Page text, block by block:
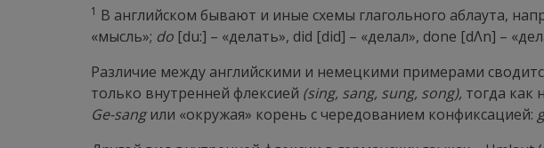
1 В английском бывают и иные схемы глагольного аблаута,
«мысль»; do [du:] – «делать», did [did] – «делал», done [dΛn] –
Различие между английскими и немецкими примерами
только внутренней флексией (sing, sang, sung, song), тогда как
Ge-sang или «окружая» корень с чередованием конфиксацией: